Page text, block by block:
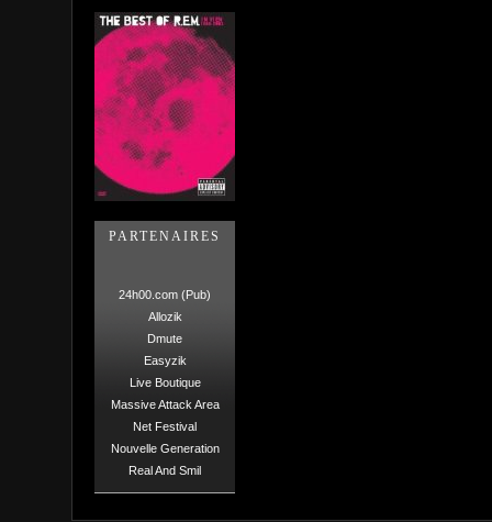
PARTENAIRES
24h00.com (Pub)
Allozik
Dmute
Easyzik
Live Boutique
Massive Attack Area
Net Festival
Nouvelle Generation
Real And Smil